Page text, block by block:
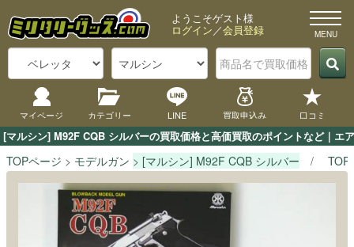
[マルシン] M92F CQB シルバーの買取価格と高価買取のポイントなど｜エ
ようこそゲスト様
ログイン／会員登録
マイページ カテゴリー LINE 買取申込み 口コミ
TOPページ モデルガン [マルシン] M92F CQB シルバー TOP